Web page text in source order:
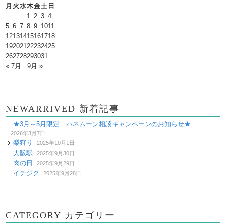
月 火水木金土 日
1 2 3 4
5 6 7 8 9 1011
12131415161718
19202122232425
262728293031
« 7月
9月 »
NEWARRIVED 新着記事
★3月～5月限定 ハネムーン相談キャンペーンのお知らせ★
2026年3月7日
梨狩り 2025年10月1日
大阪駅 2025年9月30日
肉の日 2025年9月29日
イチジク 2025年9月28日
CATEGORY カテゴリー